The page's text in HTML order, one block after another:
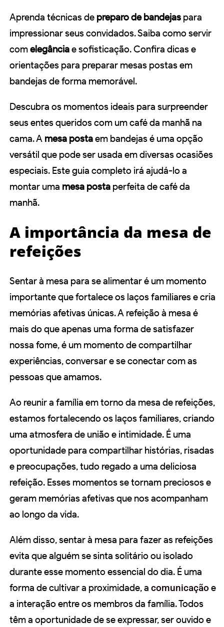
Aprenda técnicas de preparo de bandejas para
impressionar seus convidados. Saiba como servir
comelegânciae sofisticação. Confira dicas e
orientações para preparar mesas postas em
bandejas de forma memorável.
Descubra os momentos ideais para surpreender
seus entes queridos com um café da manhã na
cama. A mesa postaem bandejas é uma opção
versátil que pode ser usada em diversas ocasiões
especiais. Este guia completo irá ajudá-lo a
montar uma mesa posta perfeita de café da
manhã.
A importância da mesa de
refeições
Sentar à mesa para se alimentar é um momento
importante que fortalece os laços familiares e cria
memórias afetivas únicas. A refeição à mesa é
mais do que apenas uma forma de satisfazer
nossa fome, é um momento de compartilhar
experiências, conversar e se conectar com as
pessoas que amamos.
Ao reunir a família em torno da mesa de refeições,
estamos fortalecendo os laços familiares, criando
uma atmosfera de união e intimidade. É uma
oportunidade para compartilhar histórias, risadas
e preocupações, tudo regado a uma deliciosa
refeição. Esses momentos se tornam preciosos e
geram memórias afetivas que nos acompanham
ao longo da vida.
Além disso, sentar à mesa para fazer as refeições
evita que alguém se sinta solitário ou isolado
durante esse momento essencial do dia. É uma
forma de cultivar a proximidade, a comunicação e
a interação entre os membros da família. Todos
têm a oportunidade de se expressar, ser ouvido e